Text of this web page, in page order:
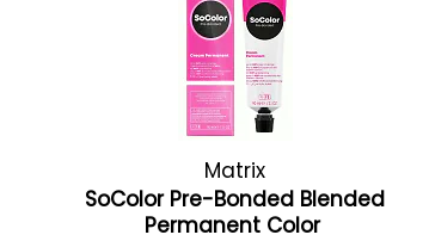
Matrix
SoColor Pre-Bonded Blended
Permanent Color